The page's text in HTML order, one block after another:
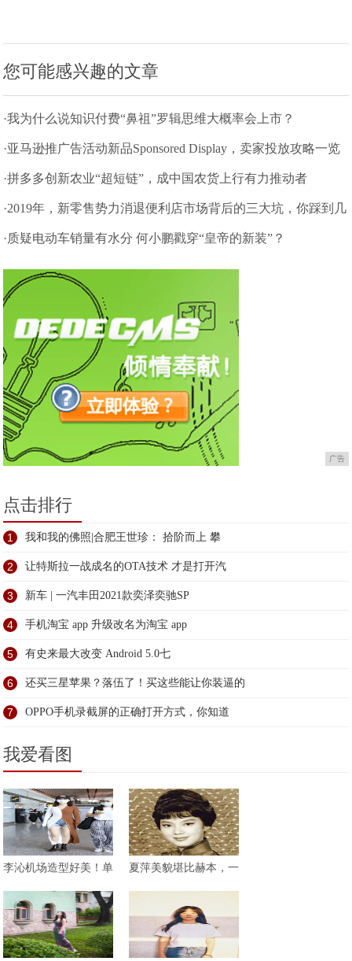
您可能感兴趣的文章
·我为什么说知识付费“鼻祖”罗辑思维大概率会上市？
·亚马逊推广告活动新品Sponsored Display，卖家投放攻略一览
·拼多多创新农业“超短链”，成中国农货上行有力推动者
·2019年，新零售势力消退便利店市场背后的三大坑，你踩到几
个？
·质疑电动车销量有水分 何小鹏戳穿“皇帝的新装”？
广告
点击排行
1 我和我的佛照|合肥王世珍： 拾阶而上 攀
2 让特斯拉一战成名的OTA技术 才是打开汽
3 新车 | 一汽丰田2021款奕泽奕驰SP
4 手机淘宝 app 升级改名为淘宝 app
5 有史来最大改变 Android 5.0七
6 还买三星苹果？落伍了！买这些能让你装逼的
7 OPPO手机录截屏的正确打开方式，你知道
我爱看图
李沁机场造型好美！单 夏萍美貌堪比赫本，一